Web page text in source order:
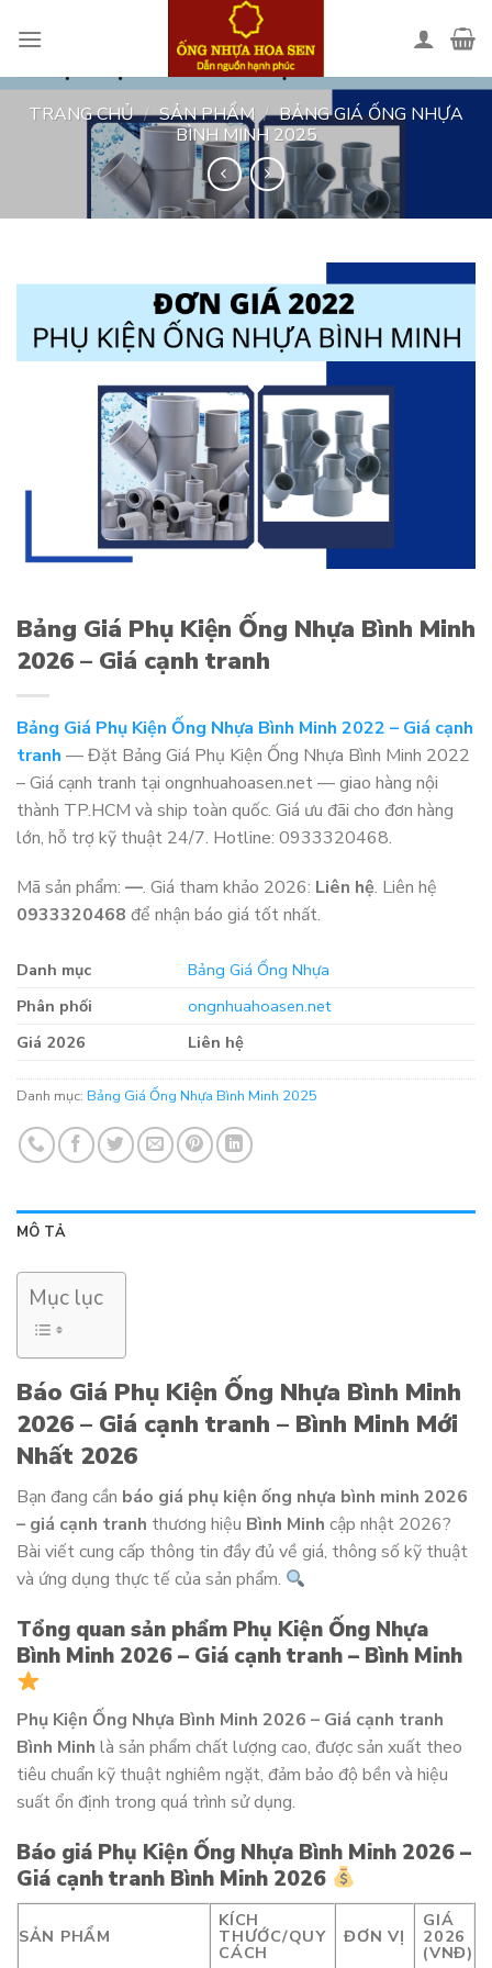
TRANG CHỦ / SẢN PHẨM / BẢNG GIÁ ỐNG NHỰA
BÌNH MINH 2025
Bảng Giá Phụ Kiện Ống Nhựa Bình Minh
2026 – Giá cạnh tranh
Bảng Giá Phụ Kiện Ống Nhựa Bình Minh 2022 – Giá cạnh
tranh — Đặt Bảng Giá Phụ Kiện Ống Nhựa Bình Minh 2022
– Giá cạnh tranh tại ongnhuahoasen.net — giao hàng nội
thành TP.HCM và ship toàn quốc. Giá ưu đãi cho đơn hàng
lớn, hỗ trợ kỹ thuật 24/7. Hotline: 0933320468.
Mã sản phẩm: —. Giá tham khảo 2026: Liên hệ. Liên hệ
0933320468 để nhận báo giá tốt nhất.
Danh mục
Bảng Giá Ống Nhựa
Phân phối
ongnhuahoasen.net
Giá 2026
Liên hệ
Danh mục: Bảng Giá Ống Nhựa Bình Minh 2025
MÔ TẢ
Mục lục
Báo Giá Phụ Kiện Ống Nhựa Bình Minh
2026 – Giá cạnh tranh – Bình Minh Mới
Nhất 2026
Bạn đang cần báo giá phụ kiện ống nhựa bình minh 2026
– giá cạnh tranh thương hiệu Bình Minh cập nhật 2026?
Bài viết cung cấp thông tin đầy đủ về giá, thông số kỹ thuật
và ứng dụng thực tế của sản phẩm.
Tổng quan sản phẩm Phụ Kiện Ống Nhựa
Bình Minh 2026 – Giá cạnh tranh – Bình Minh
Phụ Kiện Ống Nhựa Bình Minh 2026 – Giá cạnh tranh
Bình Minh là sản phẩm chất lượng cao, được sản xuất theo
tiêu chuẩn kỹ thuật nghiêm ngặt, đảm bảo độ bền và hiệu
suất ổn định trong quá trình sử dụng.
Báo giá Phụ Kiện Ống Nhựa Bình Minh 2026 –
Giá cạnh tranh Bình Minh 2026
SẢN PHẨM
KÍCH
THƯỚC/QUY
CÁCH
ĐƠN VỊ
GIÁ
2026
(VNĐ)